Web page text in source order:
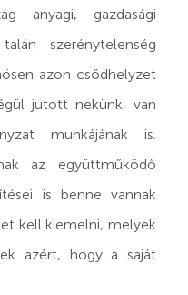
anyagi, gazdasági
szerénytelenség
azon csődhelyzet
jutott nekünk, van
munkájának is.
az együttműködő
is benne vannak
kell kiemelni, melyek
azért, hogy a saját